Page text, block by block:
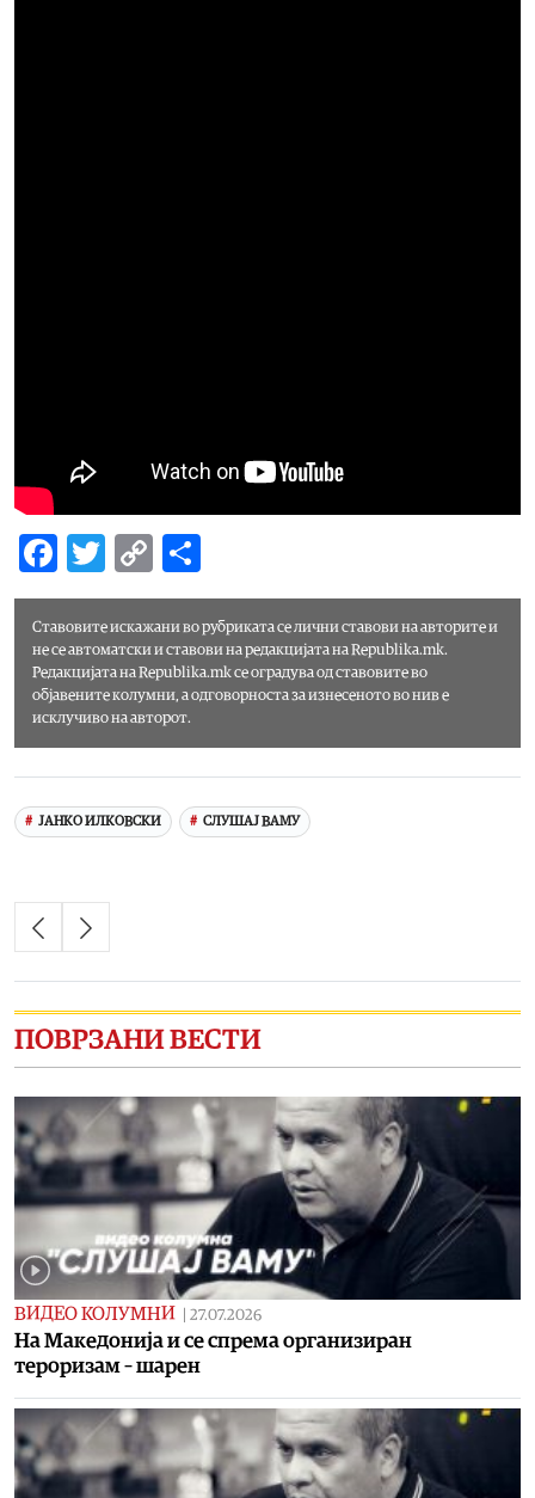
Facebook
Twitter
Copy
Link
Ставовите искажани во рубрикатасе лични ставови на авторите и
не се автоматски и ставови на редакцијата на Republika.mk.
Редакцијата на Republika.mk се оградува од ставовите во
објавените колумни, а одговорноста за изнесеното во нив е
исклучиво на авторот.
ЈАНКО ИЛКОВСКИ СЛУШАЈ ВАМУ
ПОВРЗАНИ ВЕСТИ
ВИДЕО КОЛУМНИ | 27.07.2026
На Македонија и се спрема организиран
тероризам – шарен